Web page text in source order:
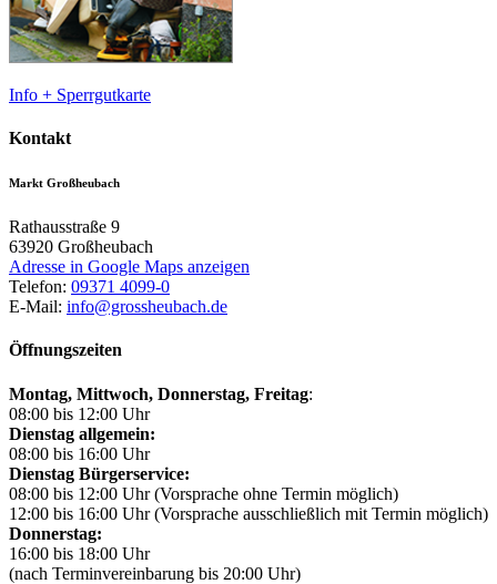
Info + Sperrgutkarte
Kontakt
Markt Großheubach
Rathausstraße 9
63920 Großheubach
Adresse in Google Maps anzeigen
Telefon: 09371 4099-0
E-Mail: info@grossheubach.de
Öffnungszeiten
Montag, Mittwoch, Donnerstag, Freitag:
08:00 bis 12:00 Uhr
Dienstag allgemein:
08:00 bis 16:00 Uhr
Dienstag Bürgerservice:
08:00 bis 12:00 Uhr (Vorsprache ohne Termin möglich)
12:00 bis 16:00 Uhr (Vorsprache ausschließlich mit Termin möglich)
Donnerstag:
16:00 bis 18:00 Uhr
(nach Terminvereinbarung bis 20:00 Uhr)